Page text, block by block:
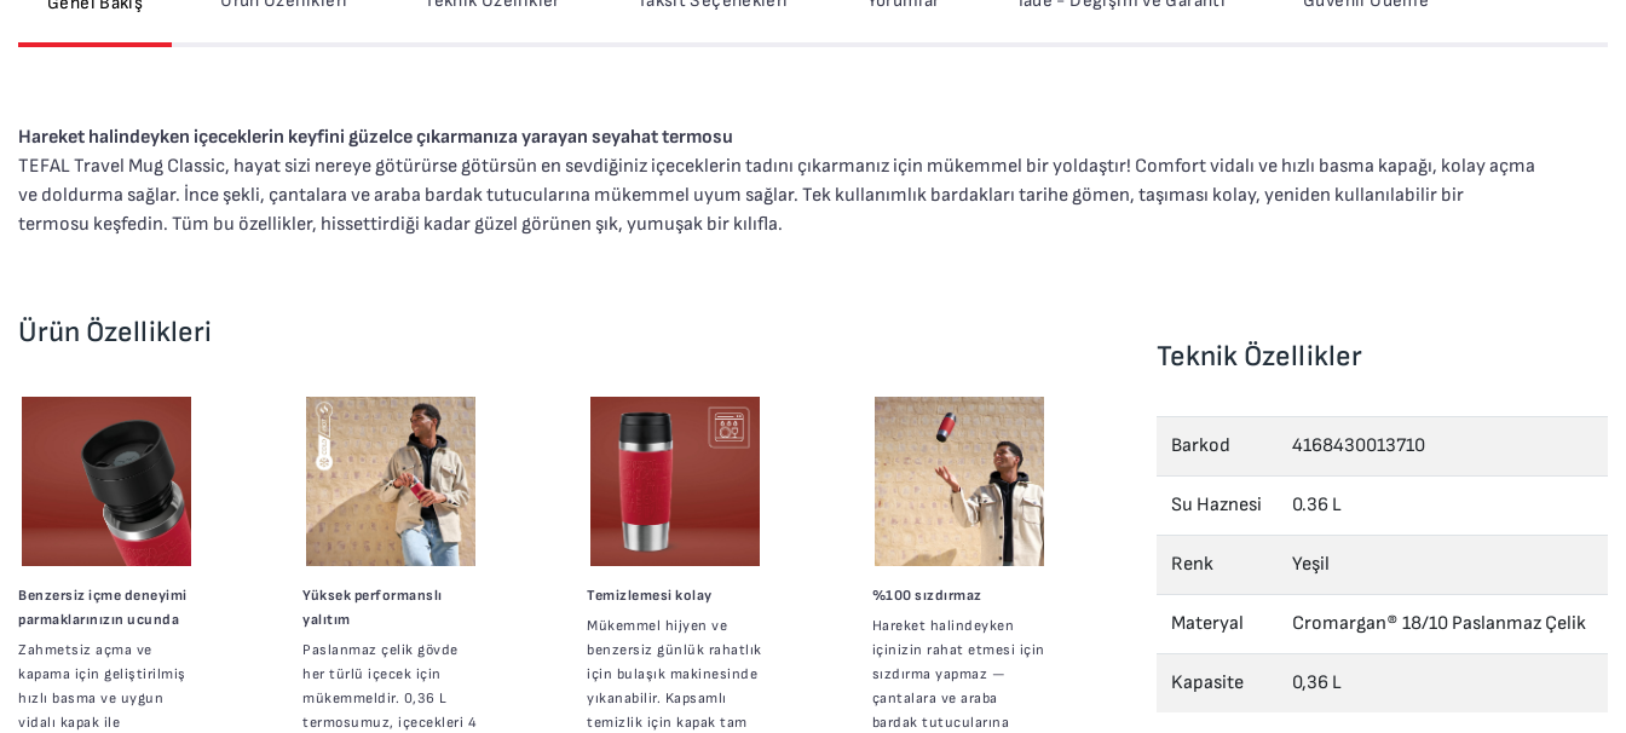
Hareket halindeyken içeceklerin keyfini güzelce çıkarmanıza yarayan seyahat termosu
TEFAL Travel Mug Classic, hayat sizi nereye götürürse götürsün en sevdiğiniz içeceklerin tadını çıkarmanız için mükemmel bir yoldaştır! Comfort vidalı ve hızlı basma kapağı, kolay açma
ve doldurma sağlar. İnce şekli, çantalara ve araba bardak tutucularına mükemmel uyum sağlar. Tek kullanımlık bardakları tarihe gömen, taşıması kolay, yeniden kullanılabilir bir
termosu keşfedin. Tüm bu özellikler, hissettirdiği kadar güzel görünen şık, yumuşak bir kılıfla.
Ürün Özellikleri
Benzersiz içme deneyimi
parmaklarınızın ucunda
Zahmetsiz açma ve
kapama için geliştirilmiş
hızlı basma ve uygun
vidalı kapak ile
Yüksek performanslı
yalıtım
Paslanmaz çelik gövde
her türlü içecek için
mükemmeldir. 0,36 L
termosumuz, içecekleri 4
Temizlemesi kolay
Mükemmel hijyen ve
benzersiz günlük rahatlık
için bulaşık makinesinde
yıkanabilir. Kapsamlı
temizlik için kapak tam
%100 sızdırmaz
Hareket halindeyken
içinizin rahat etmesi için
sızdırma yapmaz —
çantalara ve araba
bardak tutucularına
Teknik Özellikler
Barkod 4168430013710
Su Haznesi 0.36 L
Renk Yeşil
Materyal Cromargan® 18/10 Paslanmaz Çelik
Kapasite 0,36 L